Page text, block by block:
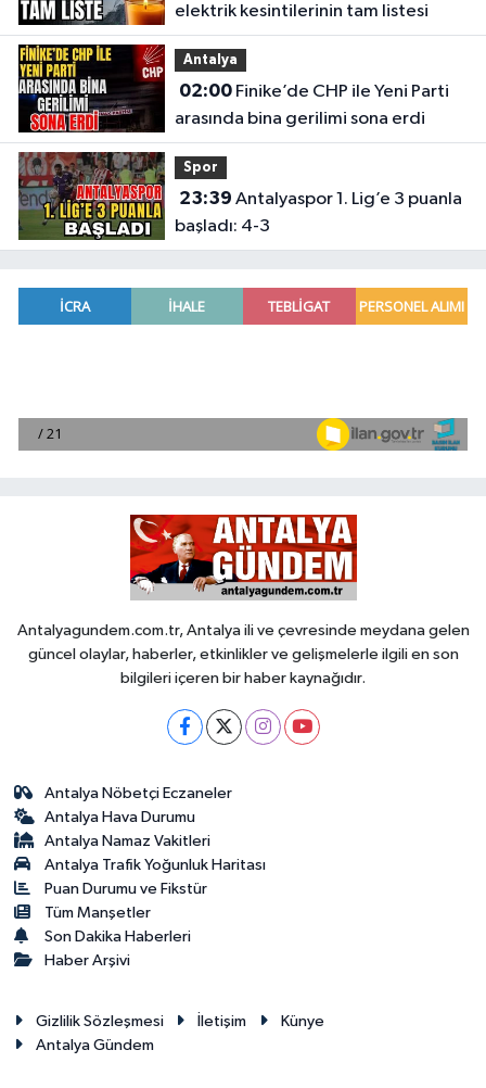
elektrik kesintilerinin tam listesi
Antalya
02:00Finike’de CHP ile Yeni Parti
arasında bina gerilimi sona erdi
Spor
23:39
başladı: 4-3
Antalyagundem.com.tr, Antalya ili ve çevresinde meydana gelen
güncel olaylar, haberler, etkinlikler ve gelişmelerle ilgili en son
bilgileri içeren bir haber kaynağıdır.
Antalya Nöbetçi Eczaneler
Antalya Hava Durumu
Antalya Namaz Vakitleri
Antalya Trafik Yoğunluk Haritası
Puan Durumu ve Fikstür
Tüm Manşetler
Son Dakika Haberleri
Haber Arşivi
Gizlilik Sözleşmesi İletişim
Künye
Antalya Gündem